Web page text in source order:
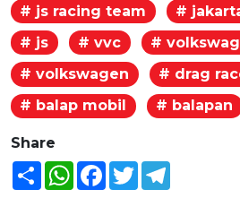
# js racing team
#
# js
# vvc
#
# volkswagen
# drag
# balap mobil
# balapan
Share
Share WhatsAppFacebook
Twitter